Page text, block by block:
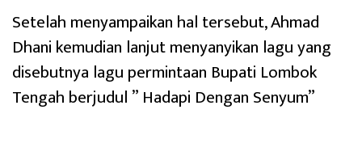
Setelah menyampaikan hal tersebut, Ahmad
Dhani kemudian lanjut menyanyikan lagu yang
disebutnya lagu permintaan Bupati Lombok
Tengah berjudul ” Hadapi Dengan Senyum”